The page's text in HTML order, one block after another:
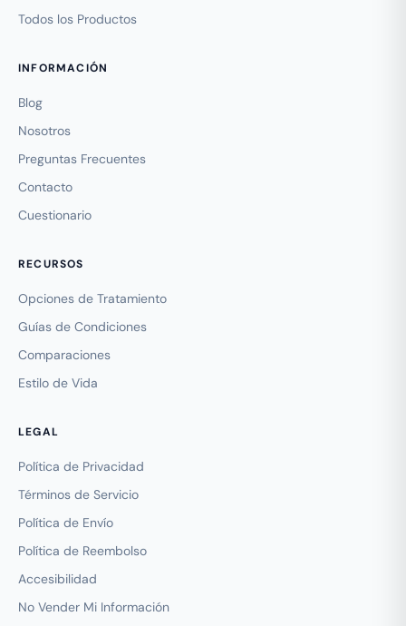
Todos los Productos
INFORMACIÓN
Blog
Nosotros
Preguntas Frecuentes
Contacto
Cuestionario
RECURSOS
Opciones de Tratamiento
Guías de Condiciones
Comparaciones
Estilo de Vida
LEGAL
Política de Privacidad
Términos de Servicio
Política de Envío
Política de Reembolso
Accesibilidad
No Vender Mi Información